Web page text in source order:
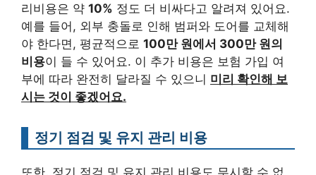
리비용은 약 10% 정도 더 비싸다고 알려져 있어요.
예를 들어, 외부 충돌로 인해 범퍼와 도어를 교체해
야 한다면, 평균적으로 100만 원에서 300만 원의
비용이 들 수 있어요. 이 추가 비용은 보험 가입 여
부에 따라 완전히 달라질 수 있으니 미리 확인해 보
시는 것이 좋겠어요.
정기 점검 및 유지 관리 비용
또한, 정기 점검 및 유지 관리 비용도 무시할 수 없